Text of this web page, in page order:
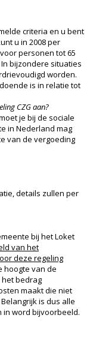
criteria en u bent
u in 2008 per
personen tot 65
bijzondere situaties
worden.
is in relatie tot
CZG aan?
je bij de sociale
in Nederland mag
van de vergoeding
details zullen per
bij het Loket
van het
deze regeling
hoogte van de
het bedrag
maakt die niet
is dus alle
in word bijvoorbeeld.